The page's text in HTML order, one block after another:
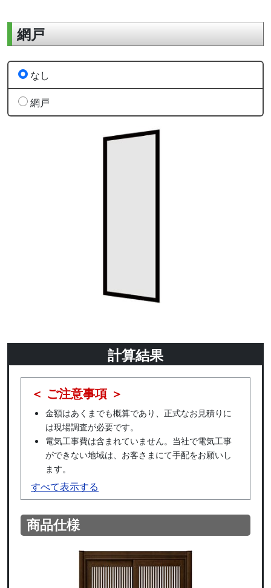
網戸
なし
網戸
計算結果
＜ ご注意事項 ＞
金額はあくまでも概算であり、正式なお見積りに
は現場調査が必要です。
電気工事費は含まれていません。当社で電気工事
ができない地域は、お客さまにて手配をお願いし
ます。
すべて表示する
商品仕様